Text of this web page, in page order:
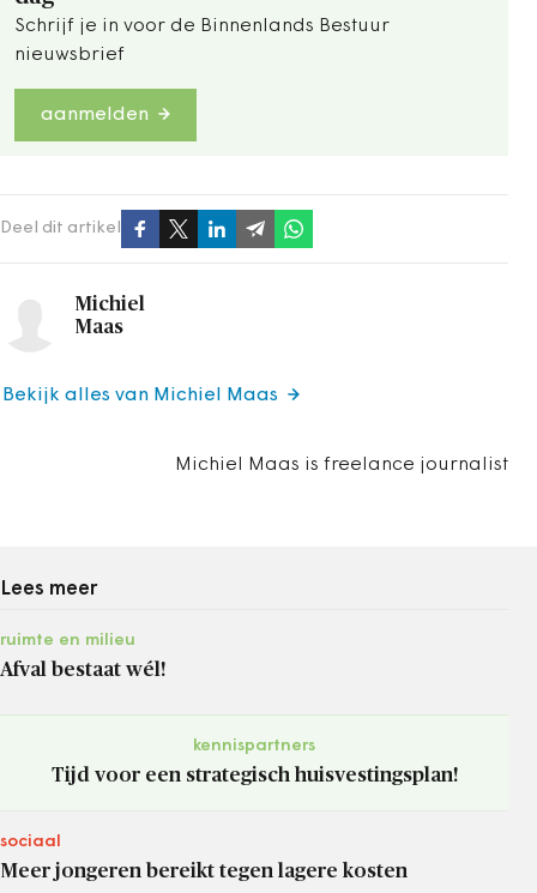
Schrijf je in voor de Binnenlands Bestuur
nieuwsbrief
aanmelden
Deel dit artikel
Michiel
Maas
Michiel Maas is freelance journalist
Bekijk alles van Michiel Maas
Lees meer
ruimte en milieu
Afval bestaat wél!
kennispartners
Tijd voor een strategisch huisvestingsplan!
sociaal
Meer jongeren bereikt tegen lagere kosten